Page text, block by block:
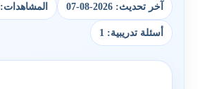
آخر تحديث: 2026-08-07 المشاهدات: 350
أسئلة تدريبية: 1